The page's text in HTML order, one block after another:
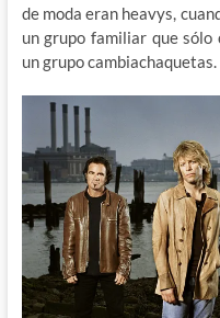
de moda eran heavys,
un grupo familiar que sólo
un grupo cambiachaquetas.